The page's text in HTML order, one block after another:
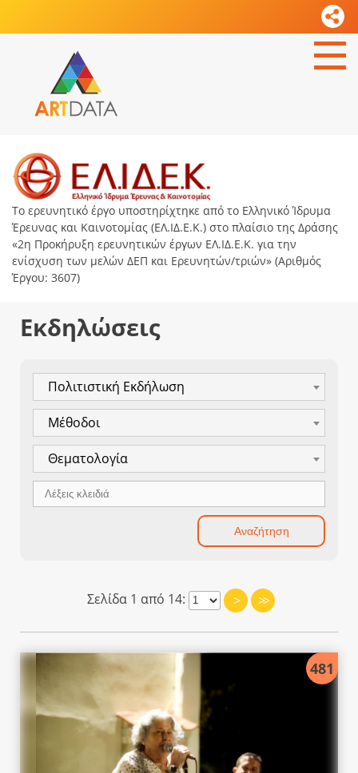
Το ερευνητικό έργο υποστηρίχτηκε από το Ελληνικό Ίδρυμα
Έρευνας και Καινοτομίας (ΕΛ.ΙΔ.Ε.Κ.) στο πλαίσιο της Δράσης
«2η Προκήρυξη ερευνητικών έργων ΕΛ.ΙΔ.Ε.Κ. για την
ενίσχυση των μελών ΔΕΠ και Ερευνητών/τριών» (Αριθμός
Έργου: 3607)
Εκδηλώσεις
Πολιτιστική Εκδήλωση
Μέθοδοι
Θεματολογία
Σελίδα 1 από 14: > >>
481